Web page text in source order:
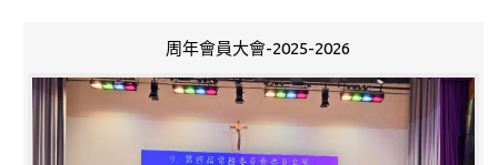
周年會員大會-2025-2026